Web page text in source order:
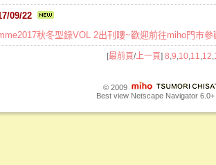
09/22
秋冬型錄VOL 2出刊嘍~歡迎前往miho門市參
[最前頁/上一頁] 8 9 10, 11 12
© 2009
Best view Netscape Navigator